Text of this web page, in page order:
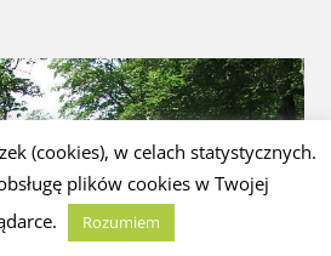
(cookies), w celach statystycznych.
plików cookies w Twojej
Rozumiem